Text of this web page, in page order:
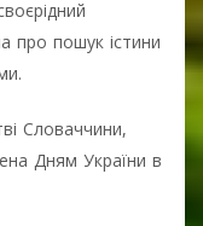
про пошук істини
Словаччини,
Дням України в